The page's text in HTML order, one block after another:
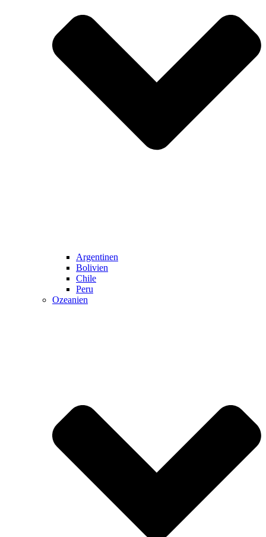
Argentinen
Bolivien
Chile
Peru
Ozeanien